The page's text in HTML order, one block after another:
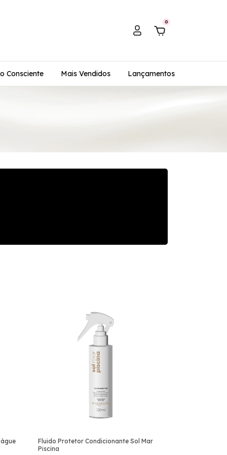
0
Consciente Mais Vendidos Lançamentos
Fluido Protetor Condicionante Sol Mar
Piscina